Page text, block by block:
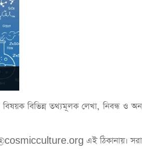
বিভিন্ন তথ্যমূলক লেখা, নিবন্ধ ও
এই ঠিকানায়।